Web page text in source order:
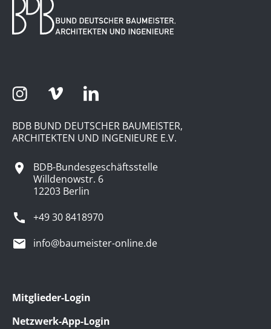
BDB BUND DEUTSCHER BAUMEISTER,
ARCHITEKTEN UND INGENIEURE E.V.
BDB-Bundesgeschäftsstelle
Willdenowstr. 6
12203 Berlin
+49 30 8418970
info@baumeister-online.de
Mitglieder-Login
Netzwerk-App-Login